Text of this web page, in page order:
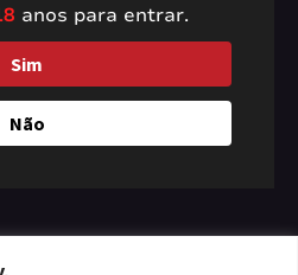
amazing
soon!
anos para entrar.
Sim
Não